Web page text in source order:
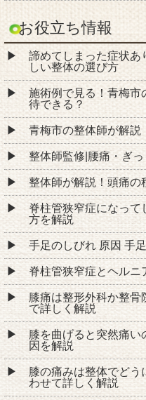
お役立ち情報
諦めてしまった症状あ
しい整体の選び方
施術例で見る！青梅市
待できる？
青梅市の整体師が解説
整体師監修|腰痛・ぎ
整体師が解説！頭痛の
脊柱管狭窄症になって
方を解説
手足のしびれ 原因 手
脊柱管狭窄症とヘルニ
膝痛は整形外科か整
で詳しく解説
膝を曲げると突然痛い
因を解説
膝の痛みは整体でどう
わせて詳しく解説